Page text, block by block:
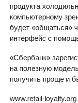
продукта
компьютерному
будет «общаться»
интерфейс с
«Сбербанк»
на полезную
получить проще и
www.retail-loyalty.org